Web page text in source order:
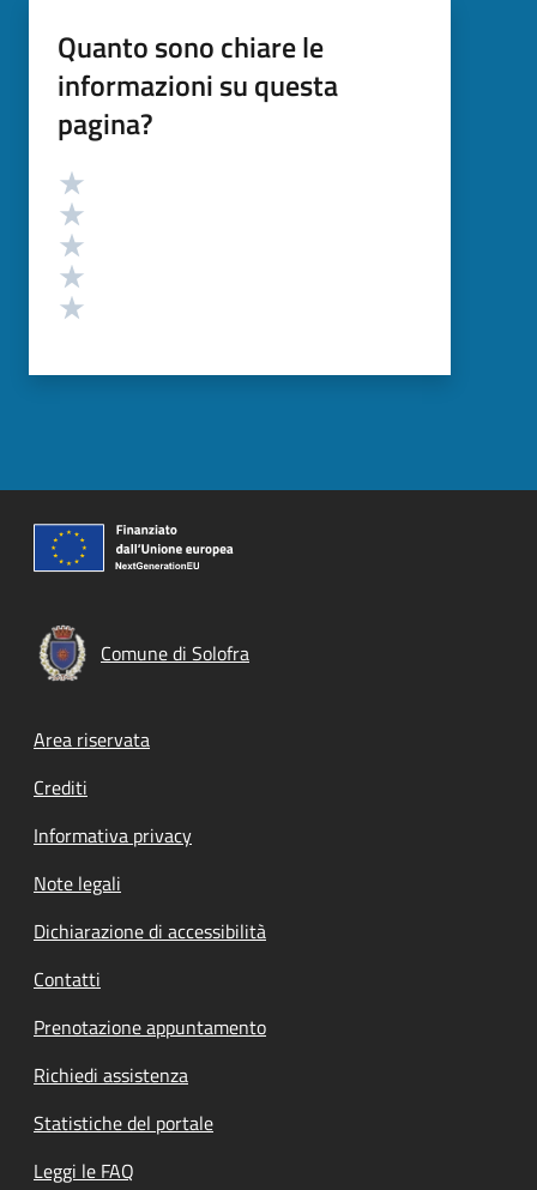
Quanto sono chiare le
informazioni su questa
pagina?
Valutazione
Comune di Solofra
Footer menu
Area riservata
Crediti
Informativa privacy
Note legali
Dichiarazione di accessibilità
Contatti
Prenotazione appuntamento
Richiedi assistenza
Statistiche del portale
Leggi le FAQ